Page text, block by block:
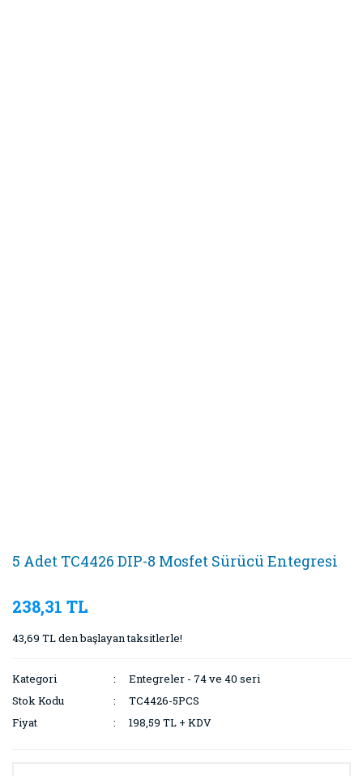
5 Adet TC4426 DIP-8 Mosfet Sürücü Entegresi
238,31 TL
43,69 TL den başlayan taksitlerle!
Kategori
Entegreler - 74 ve 40 seri
Stok Kodu
TC4426-5PCS
Fiyat
198,59 TL + KDV